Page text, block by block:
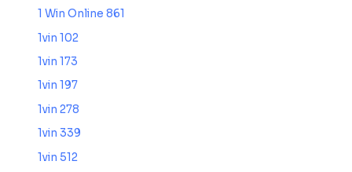
1 Win Online 861
1vin 102
1vin 173
1vin 197
1vin 278
1vin 339
1vin 512